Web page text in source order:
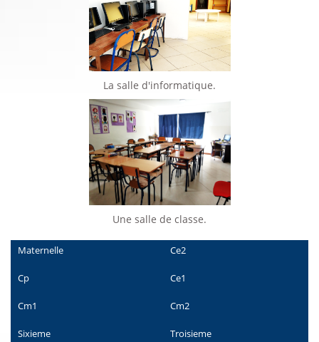
La salle d'informatique.
Une salle de classe.
Maternelle Ce2
Cp Ce1
Cm1 Cm2
Sixieme Troisieme